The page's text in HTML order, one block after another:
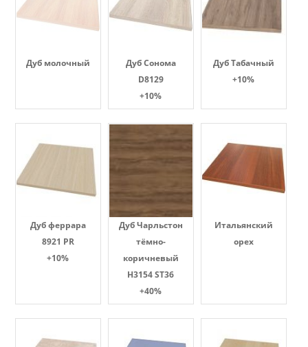
Дуб молочный
Дуб Сонома
D8129
+10%
Дуб Табачный
+10%
Дуб феррара
8921 PR
+10%
Дуб Чарльстон
тёмно-
коричневый
H3154 ST36
+40%
Итальянский
орех